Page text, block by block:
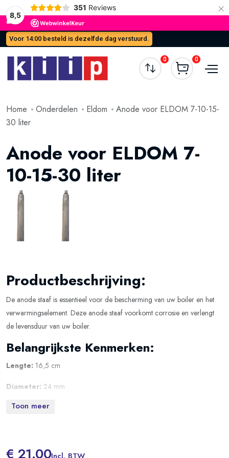
8,5
351 Reviews ×
Voor 14:00 besteld is dezelfde dag verstuurd.
0 0
Home Onderdelen Eldom
Anode voor ELDOM 7-10-15-
30 liter
Anode voor ELDOM 7-
10-15-30 liter
Productbeschrijving:
De anode staaf is essentieel voor de bescherming van uw boiler en het
verwarmingselement. Deze anode staaf voorkomt corrosie en verlengt
de levensduur van uw boiler.
Belangrijkste Kenmerken:
Lengte: 16,5 cm
Diameter: 24 mm
Schroefdraad:
Toon meer
€ 21.00